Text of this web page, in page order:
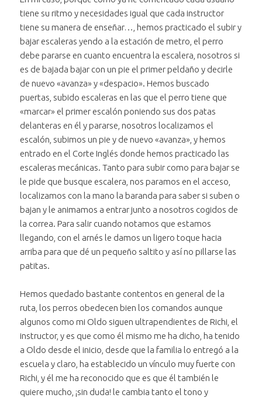
tiene su ritmo y necesidades igual que cada instructor
tiene su manera de enseñar…, hemos practicado el subir y
bajar escaleras yendo a la estación de metro, el perro
debe pararse en cuanto encuentra la escalera, nosotros si
es de bajada bajar con un pie el primer peldaño y decirle
de nuevo «avanza» y «despacio». Hemos buscado
puertas, subido escaleras en las que el perro tiene que
«marcar» el primer escalón poniendo sus dos patas
delanteras en él y pararse, nosotros localizamos el
escalón, subimos un pie y de nuevo «avanza», y hemos
entrado en el Corte Inglés donde hemos practicado las
escaleras mecánicas. Tanto para subir como para bajar se
le pide que busque escalera, nos paramos en el acceso,
localizamos con la mano la baranda para saber si suben o
bajan y le animamos a entrar junto a nosotros cogidos de
la correa. Para salir cuando notamos que estamos
llegando, con el arnés le damos un ligero toque hacia
arriba para que dé un pequeño saltito y así no pillarse las
patitas.
Hemos quedado bastante contentos en general de la
ruta, los perros obedecen bien los comandos aunque
algunos como mi Oldo siguen ultrapendientes de Richi, el
instructor, y es que como él mismo me ha dicho, ha tenido
a Oldo desde el inicio, desde que la familia lo entregó a la
escuela y claro, ha establecido un vínculo muy fuerte con
Richi, y él me ha reconocido que es que él también le
quiere mucho, ¡sin duda! le cambia tanto el tono y